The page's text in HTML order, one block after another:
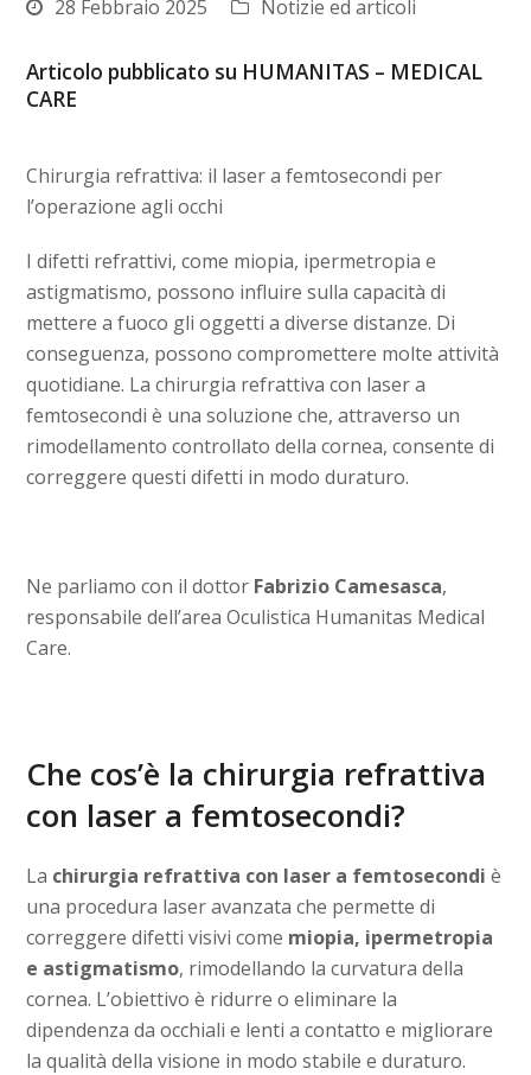
28 Febbraio 2025 Notizie ed articoli
Articolo pubblicato su HUMANITAS – MEDICAL
CARE
Chirurgia refrattiva: il laser a femtosecondi per
l’operazione agli occhi
I difetti refrattivi, come miopia, ipermetropia e
astigmatismo, possono influire sulla capacità di
mettere a fuoco gli oggetti a diverse distanze. Di
conseguenza, possono compromettere molte attività
quotidiane. La chirurgia refrattiva con laser a
femtosecondi è una soluzione che, attraverso un
rimodellamento controllato della cornea, consente di
correggere questi difetti in modo duraturo.
Ne parliamo con il dottor Fabrizio Camesasca,
responsabile dell’area Oculistica Humanitas Medical
Care.
Che cos’è la chirurgia refrattiva
con laser a femtosecondi?
La chirurgia refrattiva con laser a femtosecondi è
una procedura laser avanzata che permette di
correggere difetti visivi come miopia, ipermetropia
e astigmatismo, rimodellando la curvatura della
cornea. L’obiettivo è ridurre o eliminare la
dipendenza da occhiali e lenti a contatto e migliorare
la qualità della visione in modo stabile e duraturo.